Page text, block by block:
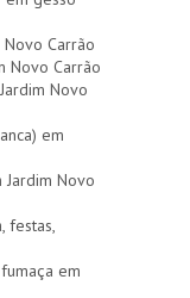
Carrão
Novo Carrão
Novo
em
Novo
festas,
em